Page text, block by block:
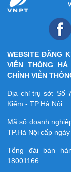
WEBSITE ĐĂNG
VIỄN THÔNG
CHÍNH VIỄN
Địa chỉ trụ sở: Số
Kiếm - TP Hà Nội.
Mã số doanh
TP.Hà Nội cấp
Tổng đài bán
18001166